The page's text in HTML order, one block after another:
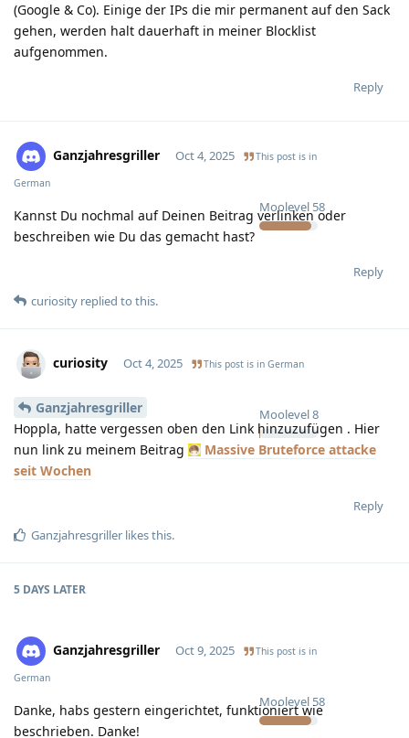
(Google & Co). Einige der IPs die mir permanent auf den Sack
gehen, werden halt dauerhaft in meiner Blocklist
aufgenommen.
Reply
Ganzjahresgriller
Moolevel 58
Oct 4, 2025 This post is in
German
Kannst Du nochmal auf Deinen Beitrag verlinken oder
beschreiben wie Du das gemacht hast?
Reply
curiosity replied to this.
curiosity
Moolevel8
Oct 4, 2025 This post is in German
Ganzjahresgriller
Hoppla, hatte vergessen oben den Link hinzuzufügen . Hier
nun link zu meinem Beitrag
Massive Bruteforce attacke
seit Wochen
Reply
Ganzjahresgriller likes this.
5 DAYS LATER
Ganzjahresgriller
Moolevel 58
Oct 9, 2025 This post is in
German
Danke, habs gestern eingerichtet, funktioniert wie
beschrieben. Danke!